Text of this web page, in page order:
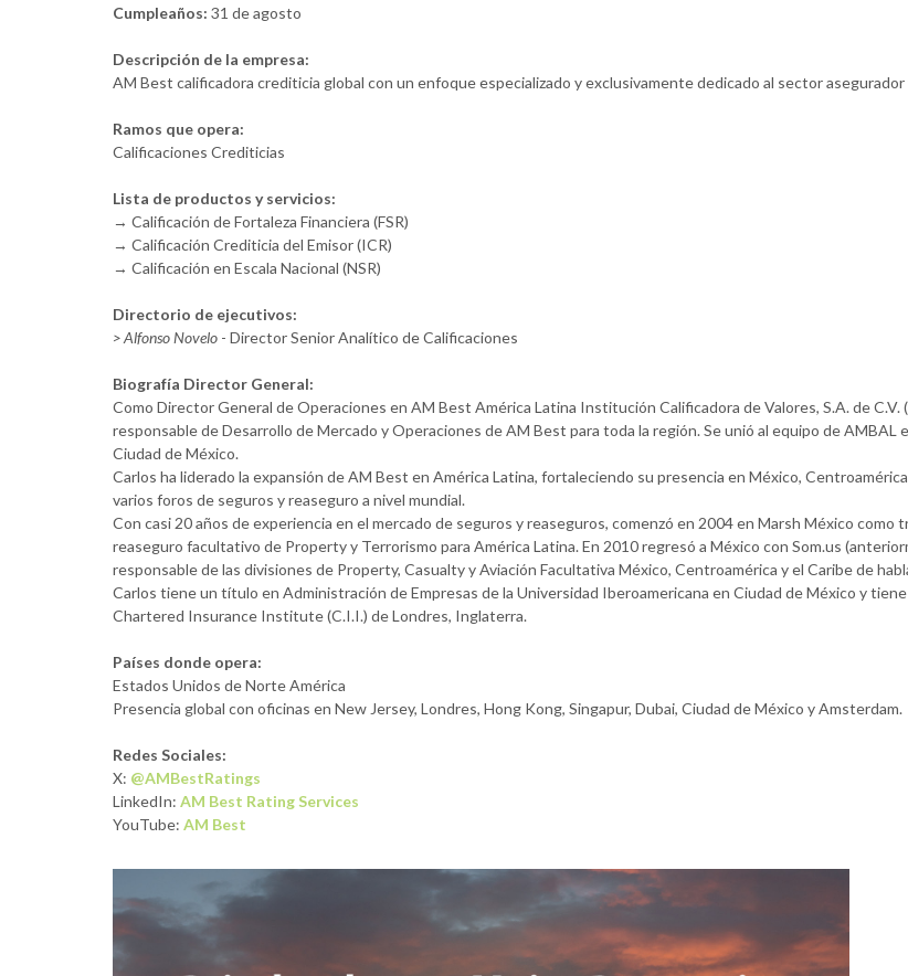
Cumpleaños: 31 de agosto
Descripción de la empresa:
AM Best calificadora crediticia global con un enfoque especializado y exclusivamente dedicado al sector asegurador
Ramos que opera:
Calificaciones Crediticias
Lista de productos y servicios:
→ Calificación de Fortaleza Financiera (FSR)
→ Calificación Crediticia del Emisor (ICR)
→ Calificación en Escala Nacional (NSR)
Directorio de ejecutivos:
> Alfonso Novelo - Director Senior Analítico de Calificaciones
Biografía Director General:
Como Director General de Operaciones en AM Best América Latina Institución Calificadora de Valores, S.A. de
responsable de Desarrollo de Mercado y Operaciones de AM Best para toda la región. Se unió al equipo de
Ciudad de México.
Carlos ha liderado la expansión de AM Best en América Latina, fortaleciendo su presencia en México,
varios foros de seguros y reaseguro a nivel mundial.
Con casi 20 años de experiencia en el mercado de seguros y reaseguros, comenzó en 2004 en Marsh México
reaseguro facultativo de Property y Terrorismo para América Latina. En 2010 regresó a México con Som.us
responsable de las divisiones de Property, Casualty y Aviación Facultativa México, Centroamérica y el Caribe de
Carlos tiene un título en Administración de Empresas de la Universidad Iberoamericana en Ciudad de México y
Chartered Insurance Institute (C.I.I.) de Londres, Inglaterra.
Países donde opera:
Estados Unidos de Norte América
Presencia global con oficinas en New Jersey, Londres, Hong Kong, Singapur, Dubai, Ciudad de México y Amsterdam.
Redes Sociales:
X: @AMBestRatings
LinkedIn: AM Best Rating Services
YouTube: AM Best